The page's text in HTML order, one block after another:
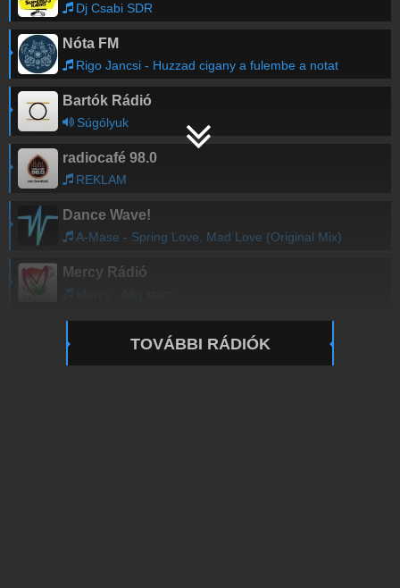
Dj Csabi SDR
Nóta FM
Rigo Jancsi - Huzzad cigany a fulembe a notat
Bartók Rádió
Súgólyuk
radiocafé 98.0
REKLAM
Dance Wave!
A-Mase - Spring Love, Mad Love (Original Mix)
Mercy Rádió
TOVÁBBI RÁDIÓK